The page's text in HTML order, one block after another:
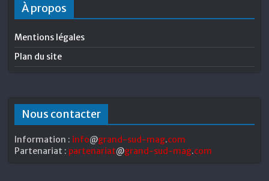
À propos
Mentions légales
Plan du site
Nous contacter
Information : info@grand-sud-mag.com
Partenariat : partenariat@grand-sud-mag.com